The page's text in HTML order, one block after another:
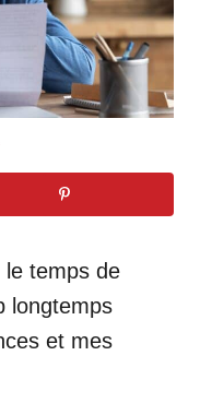
le temps de
longtemps
et mes